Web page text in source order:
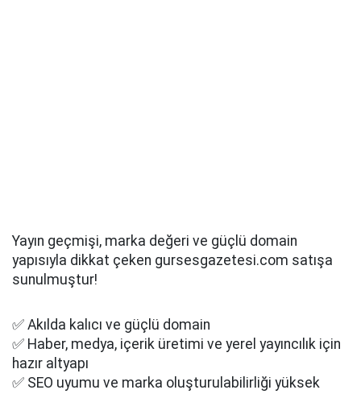
Yayın geçmişi, marka değeri ve güçlü domain
yapısıyla dikkat çeken gursesgazetesi.com satışa
sunulmuştur!
✅ Akılda kalıcı ve güçlü domain
✅ Haber, medya, içerik üretimi ve yerel yayıncılık için
hazır altyapı
✅ SEO uyumu ve marka oluşturulabilirliği yüksek